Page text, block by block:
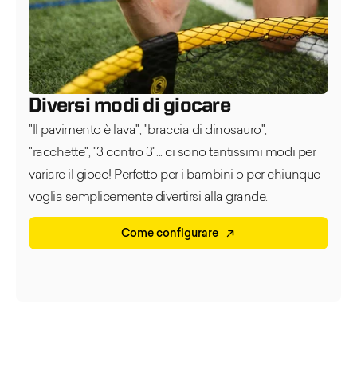
Diversi modi di giocare
"Il pavimento è lava", "braccia di dinosauro",
"racchette", "3 contro 3"... ci sono tantissimi modi per
variare il gioco! Perfetto per i bambini o per chiunque
voglia semplicemente divertirsi alla grande.
Come configurare